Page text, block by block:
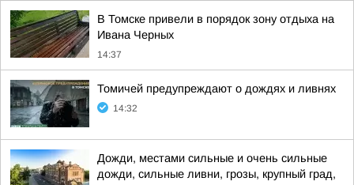
В Томске привели в порядок зону отдыха на
Ивана Черных
14:37
Томичей предупреждают о дождях и ливнях
14:32
Дожди, местами сильные и очень сильные
дожди, сильные ливни, грозы, крупный град,